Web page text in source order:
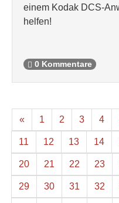
einem Kodak DCS-
helfen!
0 Kommentare
« 1 2 3 4
11 12 13 14
20 21 22 23
29 30 31 32